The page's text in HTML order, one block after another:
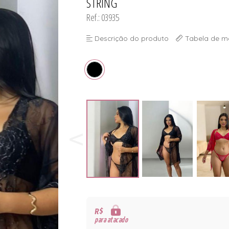
Ref.: 03935
Descrição do produto Tabela de
R$
para atacado